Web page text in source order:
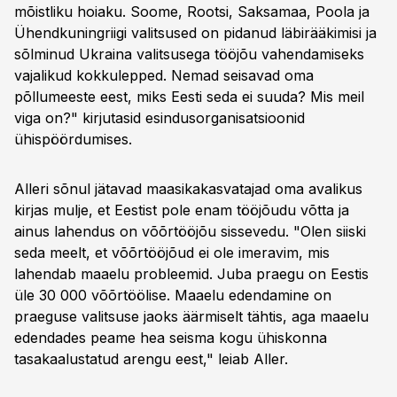
mõistliku hoiaku. Soome, Rootsi, Saksamaa, Poola ja
Ühendkuningriigi valitsused on pidanud läbirääkimisi ja
sõlminud Ukraina valitsusega tööjõu vahendamiseks
vajalikud kokkulepped. Nemad seisavad oma
põllumeeste eest, miks Eesti seda ei suuda? Mis meil
viga on?" kirjutasid esindusorganisatsioonid
ühispöördumises.
Alleri sõnul jätavad maasikakasvatajad oma avalikus
kirjas mulje, et Eestist pole enam tööjõudu võtta ja
ainus lahendus on võõrtööjõu sissevedu. "Olen siiski
seda meelt, et võõrtööjõud ei ole imeravim, mis
lahendab maaelu probleemid. Juba praegu on Eestis
üle 30 000 võõrtöölise. Maaelu edendamine on
praeguse valitsuse jaoks äärmiselt tähtis, aga maaelu
edendades peame hea seisma kogu ühiskonna
tasakaalustatud arengu eest," leiab Aller.